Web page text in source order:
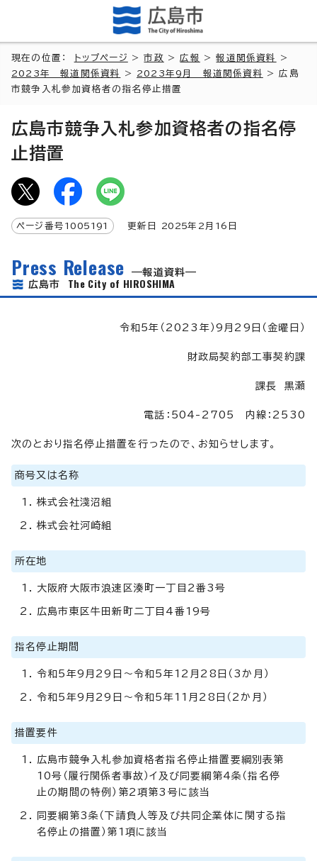
現在の位置： トップページ >市政 >広報 >報道関係資料
>
2023年 報道関係資料
> 2023年9月 報道関係資料
> 広島
市競争入札参加資格者の指名停止措置
広島市競争入札参加資格者の指名停
止措置
ページ番号 1005191 更新日 2025年2月 16 日
Press Release
報道資料
広島市 The City of HIROSHIMA
令和5年（2023年）9月29日（金曜日）
財政局契約部工事契約課
課長 黒瀬
電話：504-2705 内線：2530
次のとおり指名停止措置を行ったので、お知らせします。
商号又は名称
株式会社淺沼組
株式会社河崎組
所在地
大阪府大阪市浪速区湊町一丁目2番3号
広島市東区牛田新町二丁目4番19号
指名停止期間
令和5年9月29日～令和5年12月28日（3か月）
令和5年9月29日～令和5年11月28日（2か月）
措置要件
広島市競争入札参加資格者指名停止措置要綱別表第
10号（履行関係者事故）イ及び同要綱第4条（指名停
止の期間の特例）第2項第3号に該当
同要綱第3条（下請負人等及び共同企業体に関する指
名停止の措置）第1項に該当